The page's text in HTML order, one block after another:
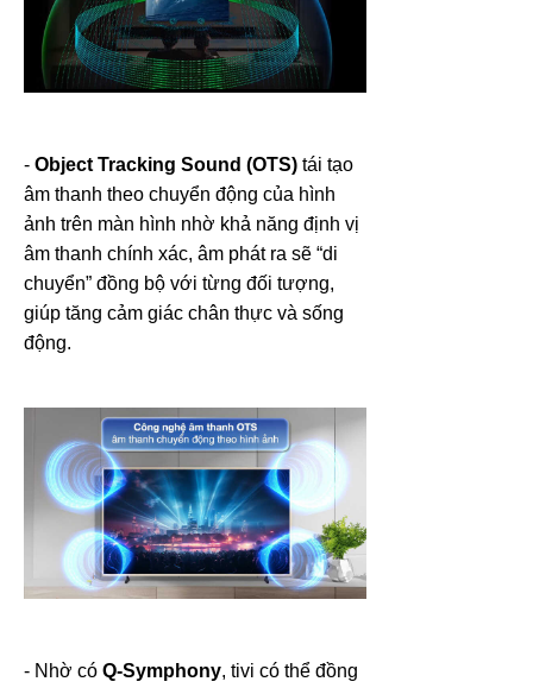
- Object Tracking Sound (OTS) tái tạo
âm thanh theo chuyển động của hình
ảnh trên màn hình nhờ khả năng định vị
âm thanh chính xác, âm phát ra sẽ “di
chuyển” đồng bộ với từng đối tượng,
giúp tăng cảm giác chân thực và sống
động.
- Nhờ có Q-Symphony, tivi có thể đồng